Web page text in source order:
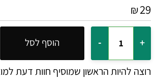
₪29
הוסף לסל
רוצה להיות הראשון שמוסיף חוות דעת